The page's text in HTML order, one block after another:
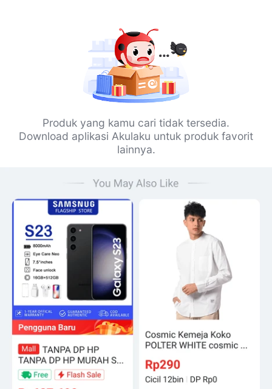
Produk yang kamu cari tidak tersedia.
Download aplikasi Akulaku untuk produk favorit
lainnya.